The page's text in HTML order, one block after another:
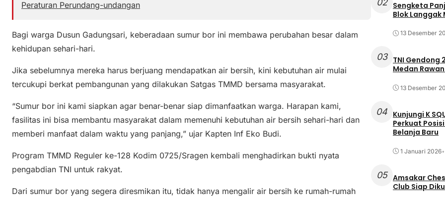
Peraturan Perundang-undangan
Bagi warga Dusun Gadungsari, keberadaan sumur bor ini membawa perubahan besar dalam
kehidupan sehari-hari.
Jika sebelumnya mereka harus berjuang mendapatkan air bersih, kini kebutuhan air mulai
tercukupi berkat pembangunan yang dilakukan Satgas TMMD bersama masyarakat.
“Sumur bor ini kami siapkan agar benar-benar siap dimanfaatkan warga. Harapan kami,
fasilitas ini bisa membantu masyarakat dalam memenuhi kebutuhan air bersih sehari-hari dan
memberi manfaat dalam waktu yang panjang,” ujar Kapten Inf Eko Budi.
Program TMMD Reguler ke-128 Kodim 0725/Sragen kembali menghadirkan bukti nyata
pengabdian TNI untuk rakyat.
Dari sumur bor yang segera diresmikan itu, tidak hanya mengalir air bersih ke rumah-rumah
02
Sengketa
Blok Langgak
13 Desember
03
TNI Gendong
Medan
13 Desember
04 Kunjungi K
Perkuat
Belanja Baru
1 Januari 2026•
05 Amsakar
Club Siap